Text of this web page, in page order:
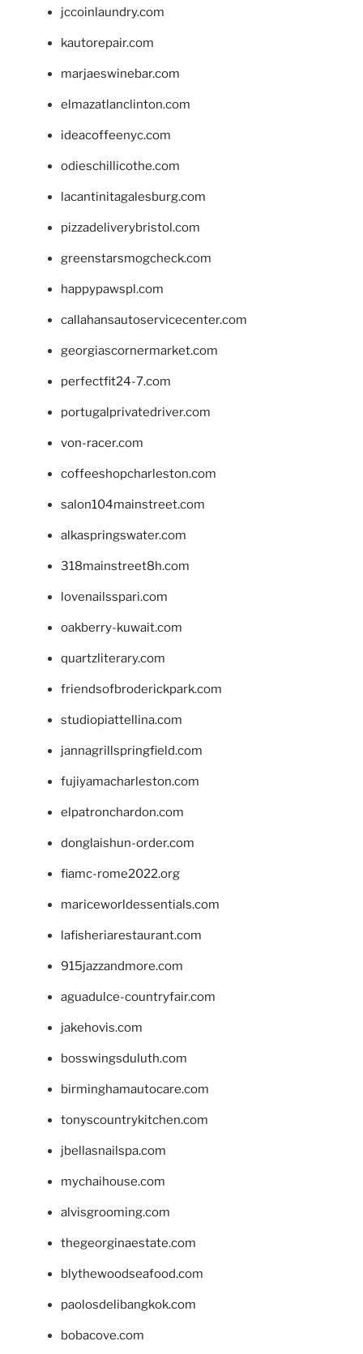
jccoinlaundry.com
kautorepair.com
marjaeswinebar.com
elmazatlanclinton.com
ideacoffeenyc.com
odieschillicothe.com
lacantinitagalesburg.com
pizzadeliverybristol.com
greenstarsmogcheck.com
happypawspl.com
callahansautoservicecenter.com
georgiascornermarket.com
perfectfit24-7.com
portugalprivatedriver.com
von-racer.com
coffeeshopcharleston.com
salon104mainstreet.com
alkaspringswater.com
318mainstreet8h.com
lovenailsspari.com
oakberry-kuwait.com
quartzliterary.com
friendsofbroderickpark.com
studiopiattellina.com
jannagrillspringfield.com
fujiyamacharleston.com
elpatronchardon.com
donglaishun-order.com
fiamc-rome2022.org
mariceworldessentials.com
lafisheriarestaurant.com
915jazzandmore.com
aguadulce-countryfair.com
jakehovis.com
bosswingsduluth.com
birminghamautocare.com
tonyscountrykitchen.com
jbellasnailspa.com
mychaihouse.com
alvisgrooming.com
thegeorginaestate.com
blythewoodseafood.com
paolosdelibangkok.com
bobacove.com